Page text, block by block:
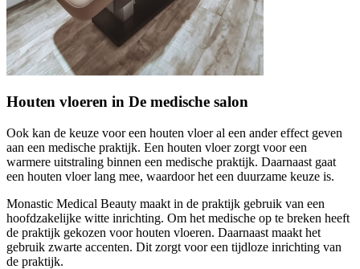
Houten vloeren in De medische salon
Ook kan de keuze voor een houten vloer al een ander effect geven
aan een medische praktijk. Een houten vloer zorgt voor een
warmere uitstraling binnen een medische praktijk. Daarnaast gaat
een houten vloer lang mee, waardoor het een duurzame keuze is.
Monastic Medical Beauty maakt in de praktijk gebruik van een
hoofdzakelijke witte inrichting. Om het medische op te breken heeft
de praktijk gekozen voor houten vloeren. Daarnaast maakt het
gebruik zwarte accenten. Dit zorgt voor een tijdloze inrichting van
de praktijk.